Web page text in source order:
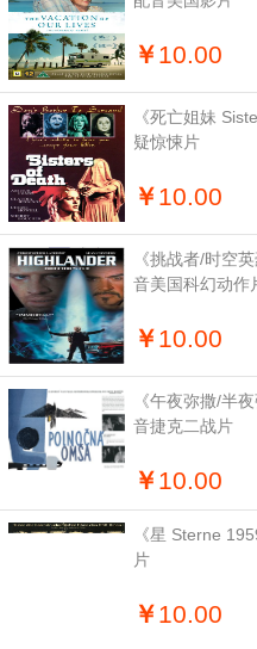
￥10.00
《死亡姐妹
疑惊悚片
￥10.00
《挑战者/时空
音美国科幻动作
￥10.00
《午夜弥撒/半
音捷克二战片
￥10.00
《星 Sterne
片
￥10.00